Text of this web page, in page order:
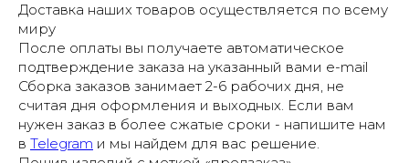
Доставка наших товаров осуществляется по всему
миру
После оплаты вы получаете автоматическое
подтверждение заказа на указанный вами e-mail
Сборка заказов занимает 2-6 рабочих дня, не
считая дня оформления и выходных. Если вам
нужен заказ в более сжатые сроки - напишите нам
в Telegram и мы найдем для вас решение.